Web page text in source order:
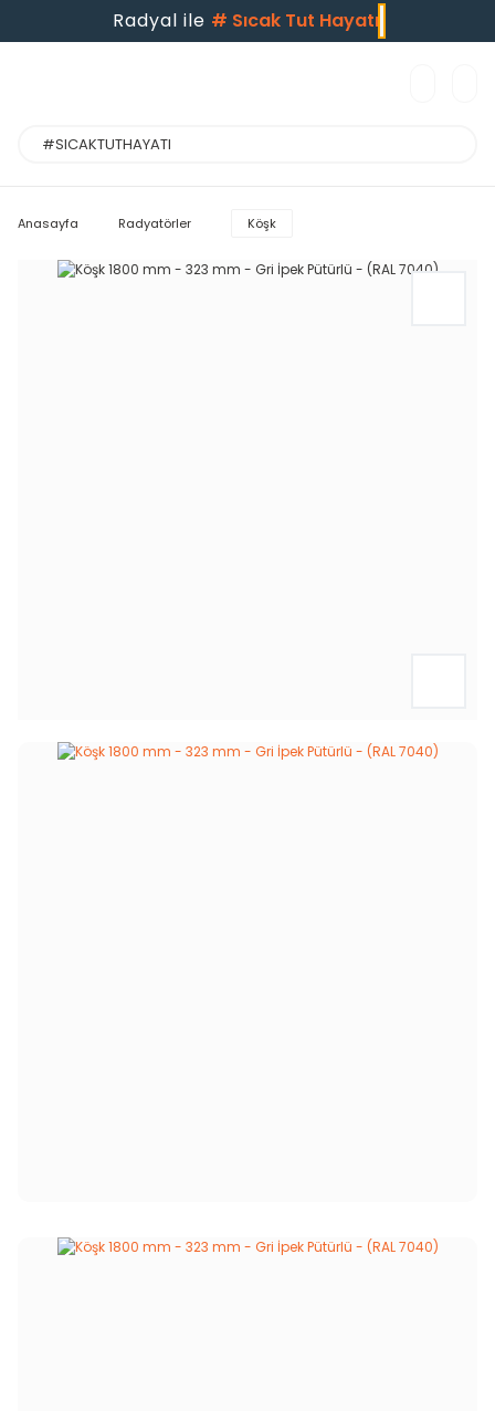
Radyal ile # Sıcak Tut Hayatı
Anasayfa Radyatörler Köşk